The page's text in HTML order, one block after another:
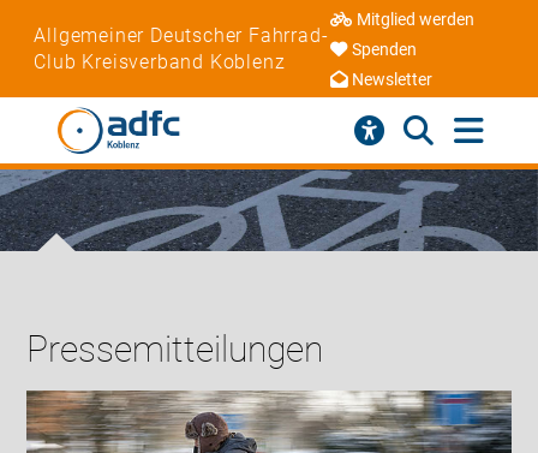
Allgemeiner Deutscher Fahrrad-
Club Kreisverband Koblenz
Mitglied werden
Spenden
Newsletter
Pressemitteilungen